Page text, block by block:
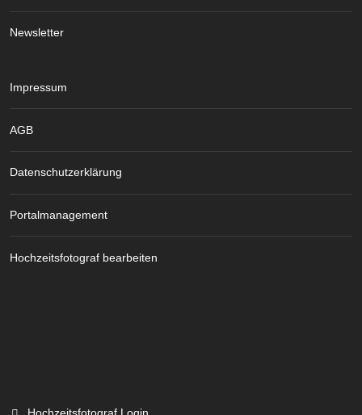
Newsletter
Impressum
AGB
Datenschutzerklärung
Portalmanagement
Hochzeitsfotograf bearbeiten